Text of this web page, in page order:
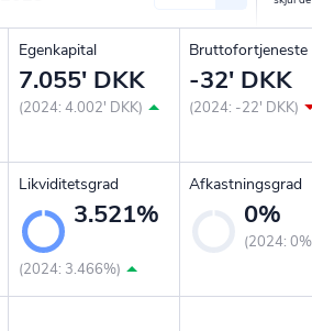
Egenkapital
7.055' DKK
(2024: 4.002' DKK)
Bruttofortjeneste
-32' DKK
(2024: -22' DKK)
Likviditetsgrad
3.521%
(2024: 3.466%)
Afkastningsgrad
0%
(2024: